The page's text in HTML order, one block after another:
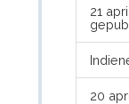
21
20